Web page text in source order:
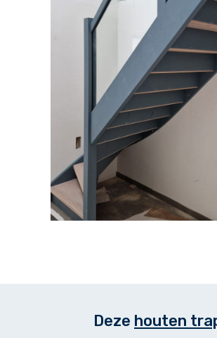
Deze houten